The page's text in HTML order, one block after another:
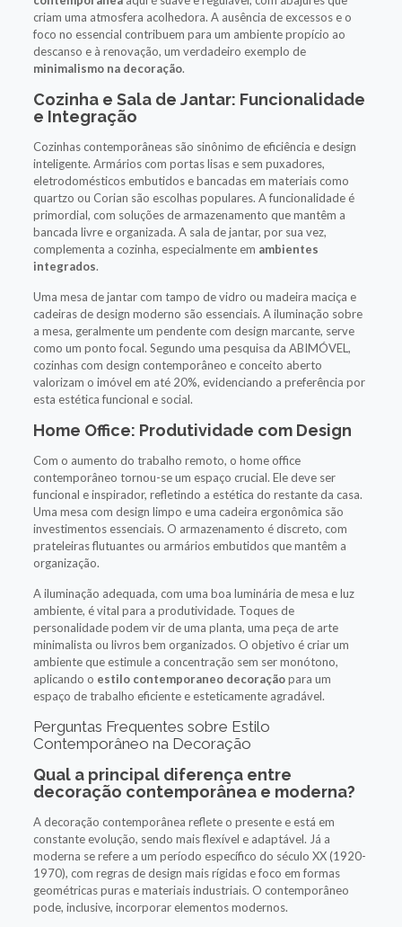
criam uma atmosfera acolhedora. A ausência de excessos e o
foco no essencial contribuem para um ambiente propício ao
descanso e à renovação, um verdadeiro exemplo de
minimalismo na decoração.
Cozinha e Sala de Jantar: Funcionalidade
e Integração
Cozinhas contemporâneas são sinônimo de eficiência e design
inteligente. Armários com portas lisas e sem puxadores,
eletrodomésticos embutidos e bancadas em materiais como
quartzo ou Corian são escolhas populares. A funcionalidade é
primordial, com soluções de armazenamento que mantêm a
bancada livre e organizada. A sala de jantar, por sua vez,
complementa a cozinha, especialmente em ambientes
integrados.
Uma mesa de jantar com tampo de vidro ou madeira maciça e
cadeiras de design moderno são essenciais. A iluminação sobre
a mesa, geralmente um pendente com design marcante, serve
como um ponto focal. Segundo uma pesquisa da ABIMÓVEL,
cozinhas com design contemporâneo e conceito aberto
valorizam o imóvel em até 20%, evidenciando a preferência por
esta estética funcional e social.
Home Office: Produtividade com Design
Com o aumento do trabalho remoto, o home office
contemporâneo tornou-se um espaço crucial. Ele deve ser
funcional e inspirador, refletindo a estética do restante da casa.
Uma mesa com design limpo e uma cadeira ergonômica são
investimentos essenciais. O armazenamento é discreto, com
prateleiras flutuantes ou armários embutidos que mantêm a
organização.
A iluminação adequada, com uma boa luminária de mesa e luz
ambiente, é vital para a produtividade. Toques de
personalidade podem vir de uma planta, uma peça de arte
minimalista ou livros bem organizados. O objetivo é criar um
ambiente que estimule a concentração sem ser monótono,
aplicando o estilo contemporaneo decoraçãopara um
espaço de trabalho eficiente e esteticamente agradável.
Perguntas Frequentes sobre Estilo
Contemporâneo na Decoração
Qual a principal diferença entre
decoração contemporânea e moderna?
A decoração contemporânea reflete o presente e está em
constante evolução, sendo mais flexível e adaptável. Já a
moderna se refere a um período específico do século XX (1920-
1970), com regras de design mais rígidas e foco em formas
geométricas puras e materiais industriais. O contemporâneo
pode, inclusive, incorporar elementos modernos.